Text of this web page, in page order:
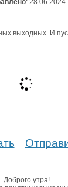
: 28.06.2024
Доброго утра!